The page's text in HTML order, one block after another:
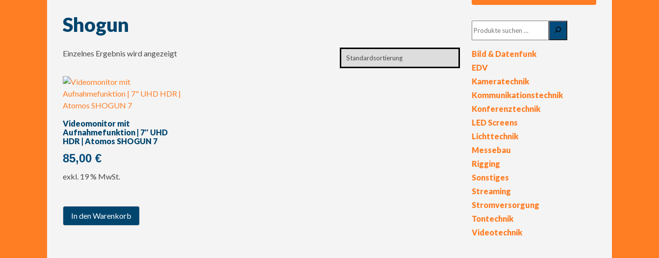
Shogun
Einzelnes Ergebnis wird angezeigt
Videomonitor mit
Aufnahmefunktion | 7″ UHD
HDR | Atomos SHOGUN 7
85,00 €
exkl. 19 % MwSt.
In den Warenkorb
Suchen
Bild & Datenfunk
EDV
Kameratechnik
Kommunikationstechnik
Konferenztechnik
LED Screens
Lichttechnik
Messebau
Rigging
Sonstiges
Streaming
Stromversorgung
Tontechnik
Videotechnik